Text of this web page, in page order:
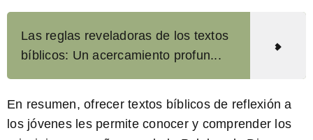
Las reglas reveladoras de los textos
bíblicos: Un acercamiento profun...
En resumen, ofrecer textos bíblicos de reflexión a
los jóvenes les permite conocer y comprender los